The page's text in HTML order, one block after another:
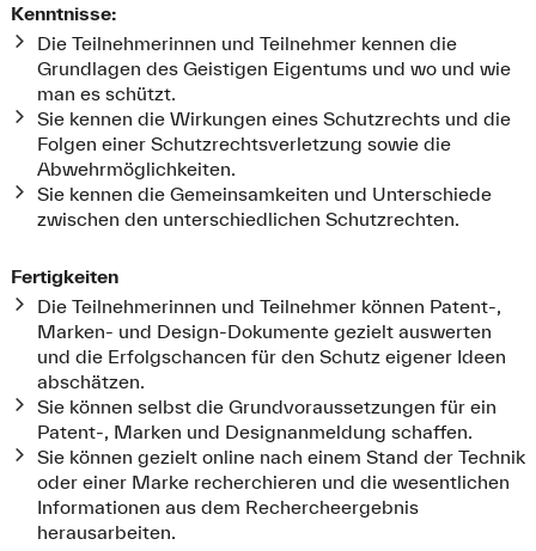
Kenntnisse:
Die Teilnehmerinnen und Teilnehmer kennen die
Grundlagen des Geistigen Eigentums und wo und wie
man es schützt.
Sie kennen die Wirkungen eines Schutzrechts und die
Folgen einer Schutzrechtsverletzung sowie die
Abwehrmöglichkeiten.
Sie kennen die Gemeinsamkeiten und Unterschiede
zwischen den unterschiedlichen Schutzrechten.
Fertigkeiten
Die Teilnehmerinnen und Teilnehmer können Patent-,
Marken- und Design-Dokumente gezielt auswerten
und die Erfolgschancen für den Schutz eigener Ideen
abschätzen.
Sie können selbst die Grundvoraussetzungen für ein
Patent-, Marken und Designanmeldung schaffen.
Sie können gezielt online nach einem Stand der Technik
oder einer Marke recherchieren und die wesentlichen
Informationen aus dem Rechercheergebnis
herausarbeiten.